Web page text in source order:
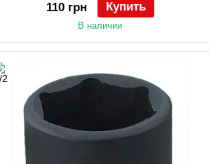
110 грн Купить
В наличии